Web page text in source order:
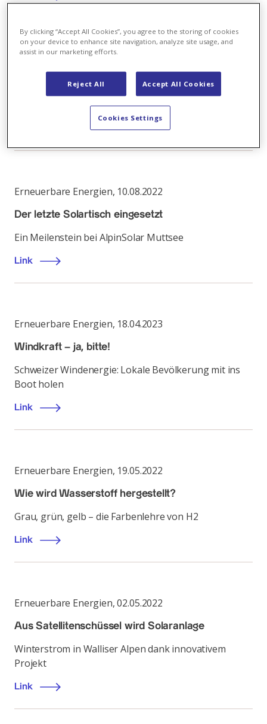
Erneuerbare Energien
Den Vorurteilen entgegen
Sieben Gründe für den Bau von Freiflächenanlagen
Erneuerbare Energien, 10.08.2022
Der letzte Solartisch eingesetzt
Ein Meilenstein bei AlpinSolar Muttsee
Link
Erneuerbare Energien, 18.04.2023
Windkraft – ja, bitte!
Schweizer Windenergie: Lokale Bevölkerung mit ins
Boot holen
Link
Erneuerbare Energien, 19.05.2022
Wie wird Wasserstoff hergestellt?
Grau, grün, gelb – die Farbenlehre von H2
Link
Erneuerbare Energien,02.05.2022
Aus Satellitenschüssel wird Solaranlage
Winterstrom in Walliser Alpen dank innovativem
Projekt
Link
By clicking “Accept All Cookies”, you agree to the storing of cookies
on your device to enhance site navigation, analyze site usage, and
assist in our marketing efforts.
Reject All Accept All Cookies
Cookies Settings